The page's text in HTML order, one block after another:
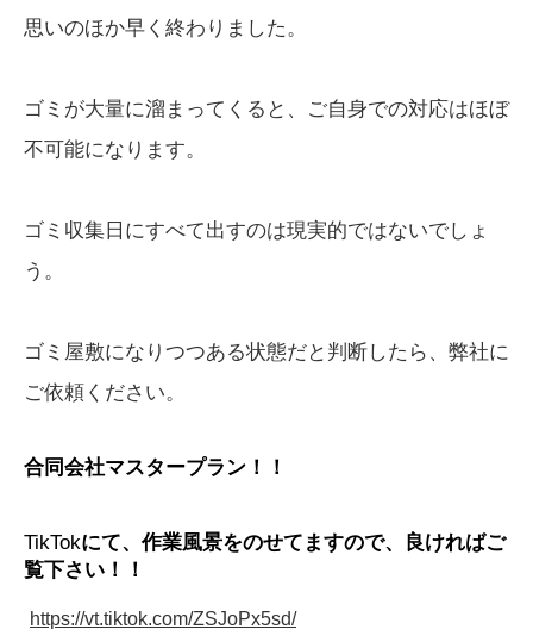
思いのほか早く終わりました。
ゴミが大量に溜まってくると、ご自身での対応はほぼ
不可能になります。
ゴミ収集日にすべて出すのは現実的ではないでしょ
う。
ゴミ屋敷になりつつある状態だと判断したら、弊社に
ご依頼ください。
合同会社マスタープラン！！
TikTokにて、作業風景をのせてますので、良ければご
覧下さい！！
https://vt.tiktok.com/ZSJoPx5sd/